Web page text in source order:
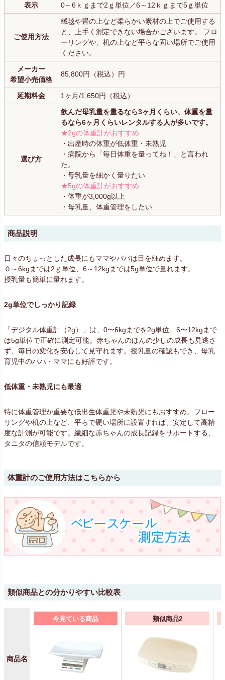
表示
0～6ｋｇまで2ｇ単位／6～12ｋｇまで5ｇ単位
ご使用方法
絨毯や畳の上など柔らかい素材の上でご使用する
と、上手く測定できない場合がございます。 フロ
ーリングや、机の上など平らな固い場所でご使用
ください。
メーカー
希望小売価格
85,800円（税込）円
延期料金 1ヶ月/1,650円（税込）
選び方
飲んだ母乳量を量るなら3ヶ月くらい、体重を量
るなら6ヶ月くらいレンタルする人が多いです。
★2gの体重計がおすすめ
・出産時の体重が低体重・未熟児
・病院から「毎日体重を量ってね！」と言われ
た。
・母乳量を細かく量りたい
★5gの体重計がおすすめ
・体重が3,000g以上
・母乳量、体重管理をしたい
商品説明
日々のちょっとした成長にもママやパパは目を細めます。
０～6kgまでは2ｇ単位、6～12kgまでは5g単位で量れます。
授乳量も簡単に量れます。
2g単位でしっかり記録
「デジタル体重計（2g）」は、0〜6kgまでを2g単位、6〜12kgまで
は5g単位で正確に測定可能。赤ちゃんのほんの少しの成長も見逃さ
ず、毎日の変化を安心して見守れます。授乳量の確認もでき、母乳
育児中のパパ・ママにも好評です。
低体重・未熟児にも最適
特に体重管理が重要な低出生体重児や未熟児にもおすすめ。フロー
リングや机の上など、平らで硬い場所に設置すれば、安定して高精
度な計測が可能です。繊細な赤ちゃんの成長記録をサポートする、
タニタの信頼モデルです。
体重計のご使用方法はこちらから
類似商品との分かりやすい比較表
商品名
今見ている商品 類似商品2